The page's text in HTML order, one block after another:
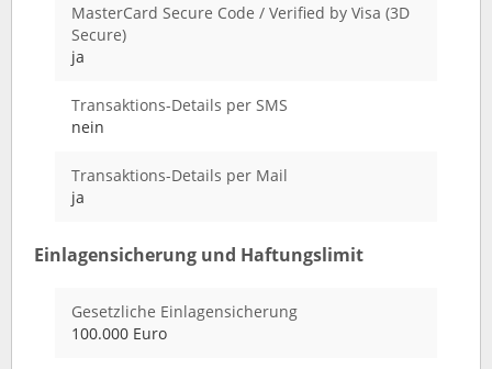
MasterCard Secure Code / Verified by Visa (3D
Secure)
ja
Transaktions-Details per SMS
nein
Transaktions-Details per Mail
ja
Einlagensicherung und Haftungslimit
Gesetzliche Einlagensicherung
100.000 Euro